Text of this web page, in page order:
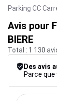
Parking CC
Avis pour
BIERE
Total : 1 130
Des avis